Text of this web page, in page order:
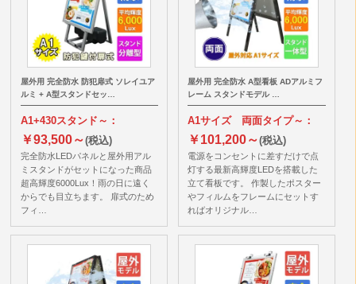
屋外用 完全防水 防犯扉式 ソレイユア
ルミ + A型スタンドセッ…
A1+430スタンド～：
￥93,500～(税込)
完全防水LEDパネルと屋外用アル
ミスタンドがセットになった商品
超高輝度6000Lux！雨の日に遠く
からでも目立ちます。 扉式のため
フィ…
屋外用 完全防水 A型看板 ADアルミフ
レーム スタンドモデル …
A1サイズ 両面タイプ～：
￥101,200～(税込)
電源をコンセントに差すだけで点
灯する最新高輝度LEDを搭載した
立て看板です。 作製したポスター
やフィルムをフレームにセットす
ればオリジナル…